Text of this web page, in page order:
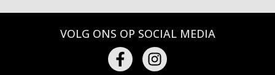
VOLG ONS OP SOCIAL MEDIA